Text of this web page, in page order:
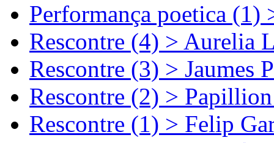
Performança poetica (1)
Rescontre (4) > Aurelia
Rescontre (3) > Jaumes
Rescontre (2) >
Rescontre (1) > Felip